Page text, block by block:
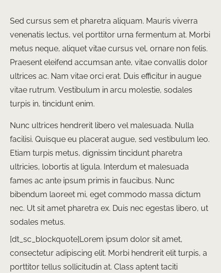
Sed cursus sem et pharetra aliquam. Mauris viverra
venenatis lectus, vel porttitor urna fermentum at. Morbi
metus neque, aliquet vitae cursus vel, ornare non felis.
Praesent eleifend accumsan ante, vitae convallis dolor
ultrices ac. Nam vitae orci erat. Duis efficitur in augue
vitae rutrum. Vestibulum in arcu molestie, sodales
turpis in, tincidunt enim.
Nunc ultrices hendrerit libero vel malesuada. Nulla
facilisi. Quisque eu placerat augue, sed vestibulum leo.
Etiam turpis metus, dignissim tincidunt pharetra
ultricies, lobortis at ligula. Interdum et malesuada
fames ac ante ipsum primis in faucibus. Nunc
bibendum laoreet mi, eget commodo massa dictum
nec. Ut sit amet pharetra ex. Duis nec egestas libero, ut
sodales metus.
[dt_sc_blockquote]Lorem ipsum dolor sit amet,
consectetur adipiscing elit. Morbi hendrerit elit turpis, a
porttitor tellus sollicitudin at. Class aptent taciti